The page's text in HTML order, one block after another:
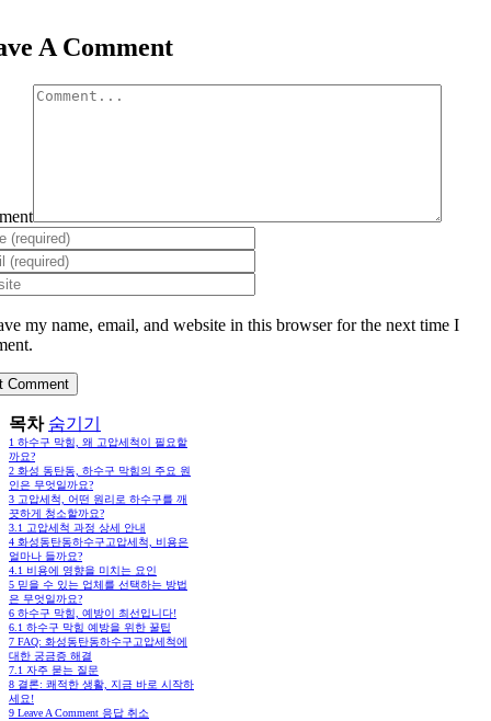
A Comment
my name, email, and website in this browser for the next time I
목차 숨기기
1 하수구 막힘, 왜 고압세척이 필요할
까요?
2 화성 동탄동, 하수구 막힘의 주요 원
인은 무엇일까요?
3 고압세척, 어떤 원리로 하수구를 깨
끗하게 청소할까요?
3.1 고압세척 과정 상세 안내
4 화성동탄동하수구고압세척, 비용은
얼마나 들까요?
4.1 비용에 영향을 미치는 요인
5 믿을 수 있는 업체를 선택하는 방법
은 무엇일까요?
6 하수구 막힘, 예방이 최선입니다!
6.1 하수구 막힘 예방을 위한 꿀팁
7 FAQ: 화성동탄동하수구고압세척에
대한 궁금증 해결
7.1 자주 묻는 질문
8 결론: 쾌적한 생활, 지금 바로 시작하
세요!
9 Leave A Comment 응답 취소